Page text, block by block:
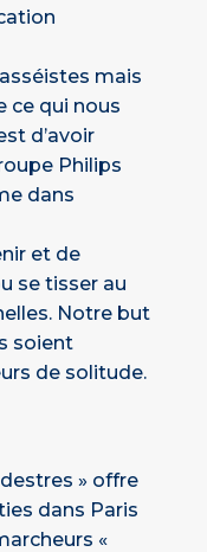
mais
ce qui nous
d’avoir
Philips
dans
et de
se tisser au
Notre but
soient
de solitude.
» offre
dans Paris
«